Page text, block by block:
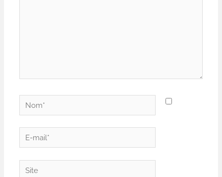
Nom*
E-
mail*
Site